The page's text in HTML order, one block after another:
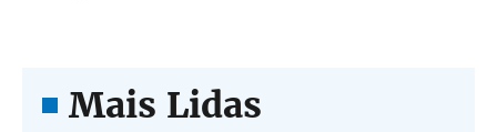
Mais Lidas